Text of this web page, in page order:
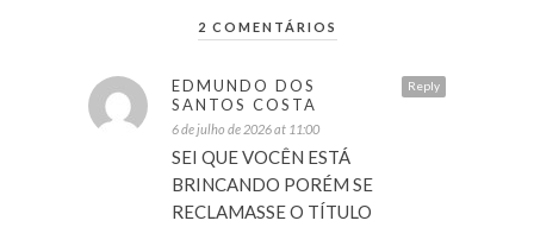
2 COMENTÁRIOS
Reply
EDMUNDO DOS
SANTOS COSTA
6 de julho de 2026 at 11:00
SEI QUE VOCÊN ESTÁ
BRINCANDO PORÉM SE
RECLAMASSE O TÍTULO